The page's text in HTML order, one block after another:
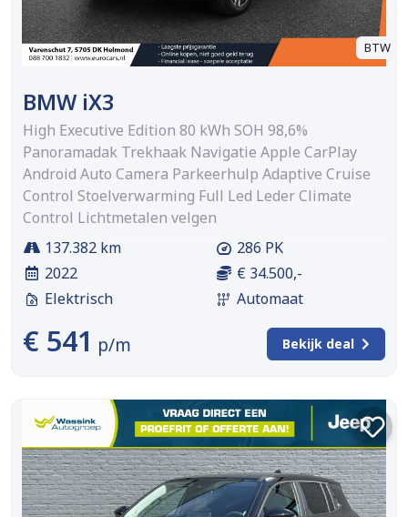
BTW
BMW iX3
High Executive Edition 80 kWh SOH 98,6%
Panoramadak Trekhaak Navigatie Apple CarPlay
Android Auto Camera Parkeerhulp Adaptive Cruise
Control Stoelverwarming Full Led Leder Climate
Control Lichtmetalen velgen
137.382 km
2022
Elektrisch
286 PK
€ 34.500,-
Automaat
€ 541 p/m Bekijk deal